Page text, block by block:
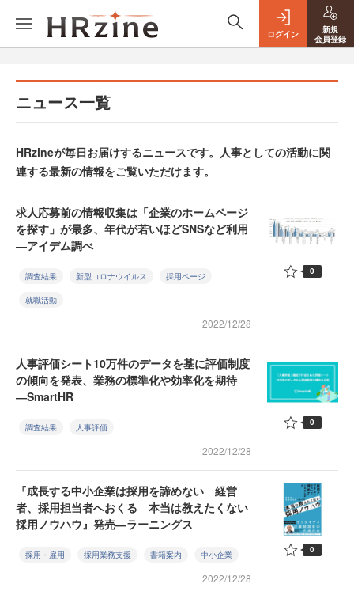
ログイン
新規
会員登録
ニュース一覧
HRzineが毎日お届けするニュースです。人事としての活動に関
連する最新の情報をご覧いただけます。
求人応募前の情報収集は「企業のホームページ
を探す」が最多、年代が若いほどSNSなど利用
―アイデム調べ
調査結果 新型コロナウイルス 採用ページ
就職活動
2022/12/28
0
人事評価シート10万件のデータを基に評価制度
の傾向を発表、業務の標準化や効率化を期待
―SmartHR
調査結果 人事評価
2022/12/28
0
『成長する中小企業は採用を諦めない 経営
者、採用担当者へおくる 本当は教えたくない
採用ノウハウ』発売―ラーニングス
採用・雇用 採用業務支援 書籍案内 中小企業
2022/12/28
0